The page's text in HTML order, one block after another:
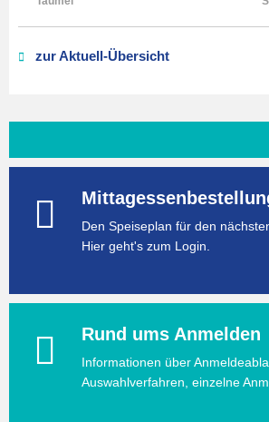
zur Aktuell-Übersicht
Den Speiseplan für den
Hier geht's zum Login.
Rund ums Anmelden
Informationen über
Auswahlverfahren, einzelne